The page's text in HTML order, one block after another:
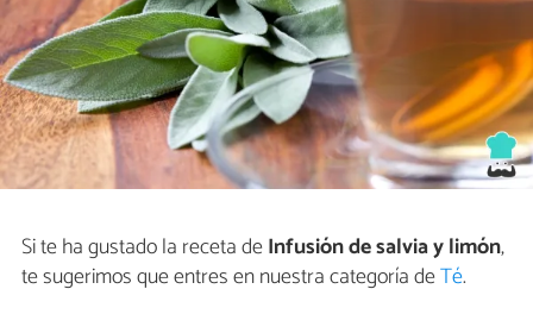
Si te ha gustado la receta deInfusión de salvia y limón,
te sugerimos que entres en nuestra categoría deTé.